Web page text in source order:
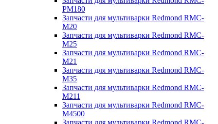
PM180
Запчасти для мультиварки Redmond RMC-
M20
Запчасти для мультиварки Redmond RMC-
M25
Запчасти для мультиварки Redmond RMC-
M21
Запчасти для мультиварки Redmond RMC-
M35
Запчасти для мультиварки Redmond RMC-
M211
Запчасти для мультиварки Redmond RMC-
M4500
Запчасти для мультиварки Redmond RMC-